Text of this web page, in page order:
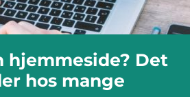
hjemmeside? Det
hos mange